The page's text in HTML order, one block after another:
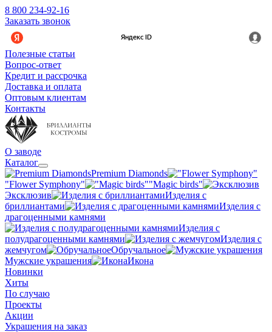
8 800 234-92-16
Заказать звонок
Полезные статьи
Вопрос-ответ
Кредит и рассрочка
Доставка и оплата
Оптовым клиентам
Контакты
О заводе
Каталог
Premium Diamonds
"Flower Symphony"
"Magic birds"
Эксклюзив
Изделия с
бриллиантами
Изделия с
драгоценными камнями
Изделия с
полудрагоценными камнями
Изделия с
жемчугом
Обручальное
Мужские украшения
Икона
Новинки
Хиты
По случаю
Проекты
Акции
Украшения на заказ